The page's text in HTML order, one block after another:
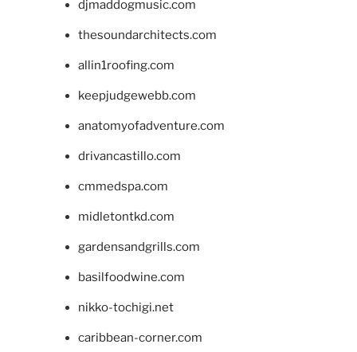
djmaddogmusic.com
thesoundarchitects.com
allin1roofing.com
keepjudgewebb.com
anatomyofadventure.com
drivancastillo.com
cmmedspa.com
midletontkd.com
gardensandgrills.com
basilfoodwine.com
nikko-tochigi.net
caribbean-corner.com